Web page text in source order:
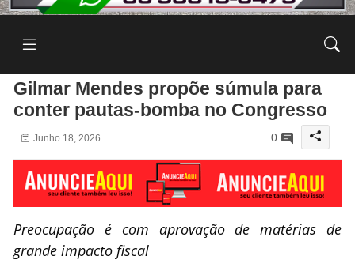
Gilmar Mendes propõe súmula para
conter pautas-bomba no Congresso
Junho 18, 2026 0
Preocupação é com aprovação de matérias de
grande impacto fiscal